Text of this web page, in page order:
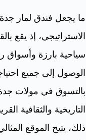
ما يجعل فندق لمار
الاستراتيجي، إذ يقع
سياحية بارزة وأسواق
الوصول إلى جميع
بالتسوق في مولات جدة
التاريخية والثقافية
ذلك، يتيح الموقع